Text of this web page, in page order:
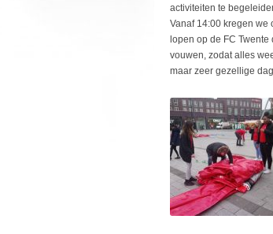
activiteiten te
Vanaf 14:00 kregen we
lopen op de FC
vouwen, zodat alles
maar zeer gezellige